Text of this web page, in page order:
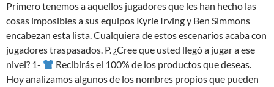
Primero tenemos a aquellos jugadores que les han hecho las
cosas imposibles a sus equipos Kyrie Irving y Ben Simmons
encabezan esta lista. Cualquiera de estos escenarios acaba con
jugadores traspasados. P. ¿Cree que usted llegó a jugar a ese
nivel? 1-
Recibirás el 100% de los productos que deseas.
Hoy analizamos algunos de los nombres propios que pueden